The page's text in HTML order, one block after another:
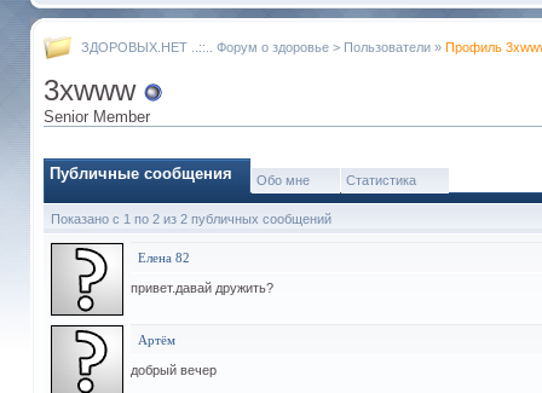
ЗДОРОВЫХ.НЕТ ..::.. Форум о здоровье > Пользователи » Профиль
3xwww
Senior Member
Публичные сообщения Обо мне Статистика
Показано с 1 по 2 из 2 публичных сообщений
Елена 82
привет.давай дружить?
Артём
добрый вечер